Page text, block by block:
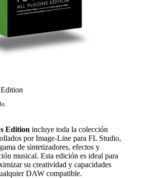
Edition incluye toda la colección
por Image-Line para FL Studio,
de sintetizadores, efectos y
musical. Esta edición es ideal para
su creatividad y capacidades
DAW compatible.